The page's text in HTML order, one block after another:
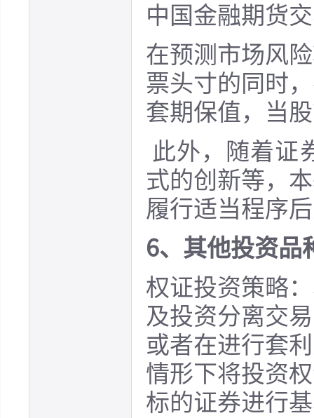
中国金融期货
在预测市场风
票头寸的同时
套期保值，当
此外，随着证
式的创新等，
履行适当程序
6、其他投资品
权证投资策略
及投资分离交
或者在进行套
情形下将投资
标的证券进行